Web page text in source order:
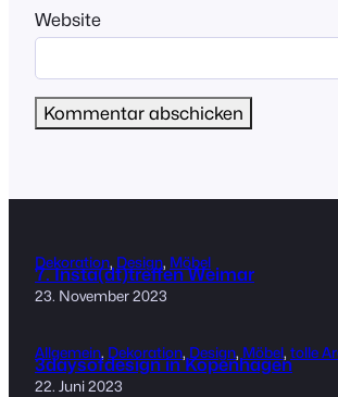
Website
Dekoration, Design, Möbel
7. Insta(dt)treffen Weimar
23. November 2023
Allgemein, Dekoration, Design, Möbel, tolle
3daysofdesign in Kopenhagen
22. Juni 2023